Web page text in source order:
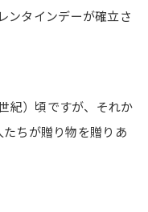
ンタインデーが確立さ
紀）頃ですが、それか
ちが贈り物を贈りあ